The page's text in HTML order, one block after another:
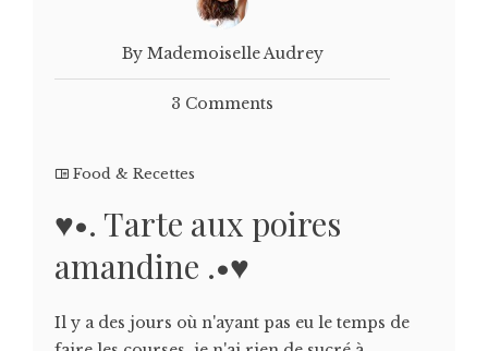
By Mademoiselle Audrey
3 Comments
Food & Recettes
♥•. Tarte aux poires
amandine .•♥
Il y a des jours où n'ayant pas eu le temps de